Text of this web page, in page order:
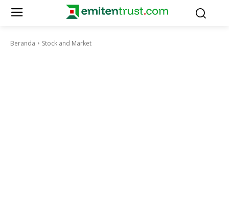
Beranda Stock and Market